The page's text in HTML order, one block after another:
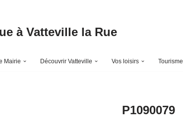
à Vatteville la Rue
Mairie Découvrir Vatteville Vos loisirs Tourisme
P1090079